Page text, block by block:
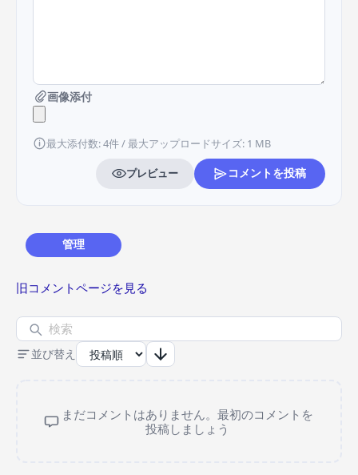
画像添付
最大添付数: 4件 / 最大アップロードサイズ: 1 MB
プレビュー コメントを投稿
管理
旧コメントページを見る
並び替え
まだコメントはありません。最初のコメントを
投稿しましょう